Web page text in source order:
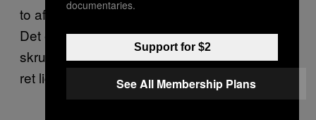
to af hyænerne – Azizi plejede at hedde Ed.
Det eneste, Andre behøver at gøre her, er at
skrue op for sin underlige natur. De fleste er
ret ligeglade med den her hyæne.
documentaries.
Support for $2
See All Membership Plans